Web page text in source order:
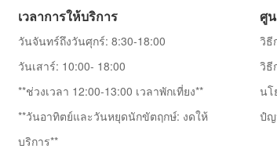
เวลาการให้บริการ
วันจันทร์ถึงวันศุกร์: 8:30-18:00
วันเสาร์: 10:00- 18:00
**ช่วงเวลา 12:00-13:00 เวลาพักเที่ยง**
**วันอาทิตย์และวันหยุดนักขัตฤกษ์: งดให้
บริการ**
ศู
วิธี
วิธี
นโ
ปํญ